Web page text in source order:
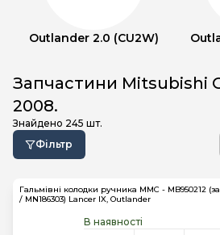
Outlander 2.0 (CU2W)
Запчастини Mitsubishi
2008.
Знайдено 245 шт.
Фільтр
Гальмівні колодки ручника MMC - MB950212
/ MN186303) Lancer IX, Outlander
В наявності